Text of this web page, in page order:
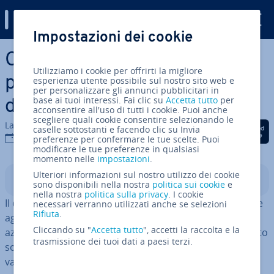
Vai al contenuto prin­ci­pa­le
Cloud pubblico e cloud
privato: una spie­ga­zio­ne dei
due modelli di cloud
La redazione di IONOS
09 set 2025
Condividi via Facebook
Condividi via Twitter
Condividi via
Indice
Il cloud pubblico e il cloud privato si di­stin­guo­no in base
agli accessi: un cloud pubblico è di­spo­ni­bi­le per più
aziende (o or­ga­niz­za­zio­ni, utenti privati), un cloud privato
solo per una singola entità. Poiché l’entità del servizio
varia a seconda del cloud scelto vale la pena di
Impostazioni dei cookie
Utilizziamo i cookie per offrirti la migliore
esperienza utente possibile sul nostro sito web e
per personalizzare gli annunci pubblicitari in
base ai tuoi interessi. Fai clic suAccetta tutto per
acconsentire all'uso di tutti i cookie. Puoi anche
scegliere quali cookie consentire selezionando le
caselle sottostanti e facendo clic su Invia
preferenze per confermare le tue scelte. Puoi
modificare le tue preferenze in qualsiasi
momento nelle impostazioni.
Ulteriori informazioni sul nostro utilizzo dei cookie
sono disponibili nella nostra politica sui cookie e
nella nostra politica sulla privacy. I cookie
necessari verranno utilizzati anche se selezioni
Rifiuta.
Cliccando su "Accetta tutto", accetti la raccolta e la
trasmissione dei tuoi dati a paesi terzi.